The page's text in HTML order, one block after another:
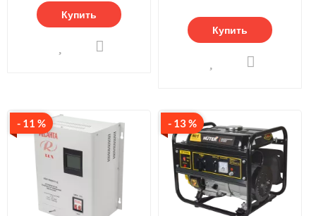
Купить
Купить
- 11 % - 13 %